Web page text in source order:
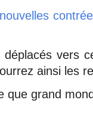
nouvelles
vers
ainsi les
que grand